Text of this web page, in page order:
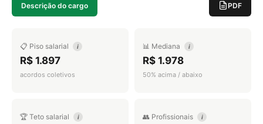
Descrição do cargo PDF
📋 Piso salarial i
R$ 1.897
acordos coletivos
📊 Mediana i
R$ 1.978
50% acima / abaixo
🏆 Teto salarial i 👥 Profissionais i